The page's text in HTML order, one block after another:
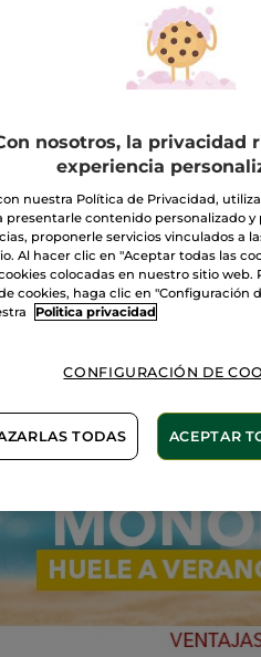
Descubre nuestros
Déjate llevar por los gestos expertos de
esteticistas y disfruta de los beneficios
Cuidado facial, corporal,
teléfono.
nosotros, la privacidad
experiencia
nuestra Política de Privacidad,
presentarle contenido personalizado
proponerle servicios vinculados a
Al hacer clic en "Aceptar todas las
colocadas en nuestro sitio web.
cookies, haga clic en "Configuración
Politica privacidad
CONFIGURACIÓN DE
TODAS ACEPTAR